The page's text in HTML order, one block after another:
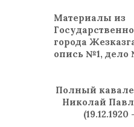
Материалы из
города
опись №1, дело
Полный
Николай
(19.12.1920